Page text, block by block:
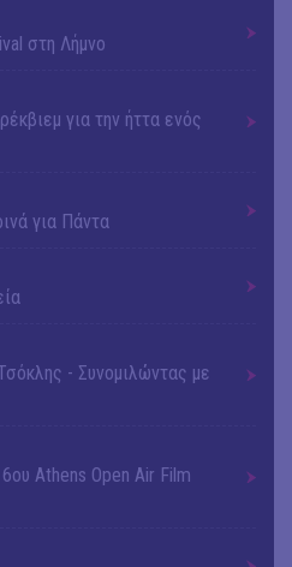
στη Λήμνο
για την ήττα ενός
για Πάντα
- Συνομιλώντας με
Athens Open Air Film